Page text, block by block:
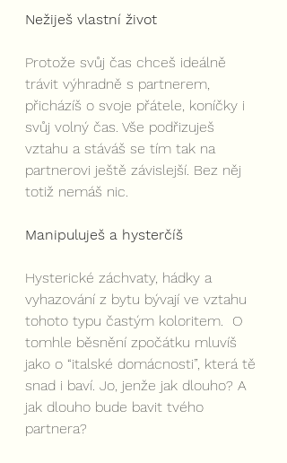
Nežiješ vlastní život
Protože svůj čas chceš ideálně
trávit výhradně s partnerem,
přicházíš o svoje přátele, koníčky i
svůj volný čas. Vše podřizuješ
vztahu a stáváš se tím tak na
partnerovi ještě závislejší. Bez něj
totiž nemáš nic.
Manipuluješ a hysterčíš
Hysterické záchvaty, hádky a
vyhazování z bytu bývají ve vztahu
tohoto typu častým koloritem.  O
tomhle běsnění zpočátku mluvíš
jako o “italské domácnosti”, která tě
snad i baví. Jo, jenže jak dlouho? A
jak dlouho bude bavit tvého
partnera?